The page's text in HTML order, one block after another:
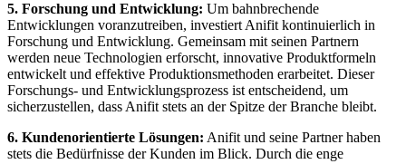
5. Forschung und Entwicklung: Um bahnbrechende
Entwicklungen voranzutreiben, investiert Anifit kontinuierlich in
Forschung und⁢ Entwicklung. Gemeinsam mit seinen Partnern
werden ​neue Technologien erforscht, innovative Produktformeln
entwickelt und ‌effektive Produktionsmethoden erarbeitet. Dieser
Forschungs- und ⁤Entwicklungsprozess ist entscheidend, um
sicherzustellen, dass Anifit stets an der Spitze der Branche bleibt.
6. Kundenorientierte Lösungen: Anifit und‍ seine Partner haben
stets die Bedürfnisse der Kunden im Blick. Durch die enge